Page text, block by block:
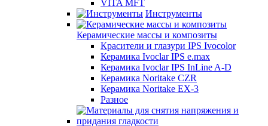
VITA MFT
Инструменты
Керамические массы и композиты
Красители и глазури IPS Ivocolor
Керамика Ivoclar IPS e.max
Керамика Ivoclar IPS InLine A-D
Керамика Noritake CZR
Керамика Noritake EX-3
Разное